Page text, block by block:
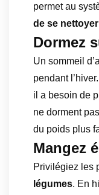
permet au
de se nettoyer
Dormez
Un sommeil
pendant
il a besoin de
ne dorment
du poids plus
Mangez
Privilégiez les
légumes. En